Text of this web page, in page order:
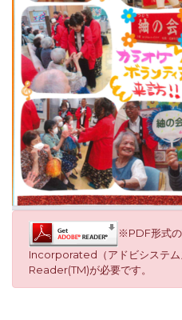
※PDF形式
Incorporated（アドビシステ
Reader(TM)が必要です。